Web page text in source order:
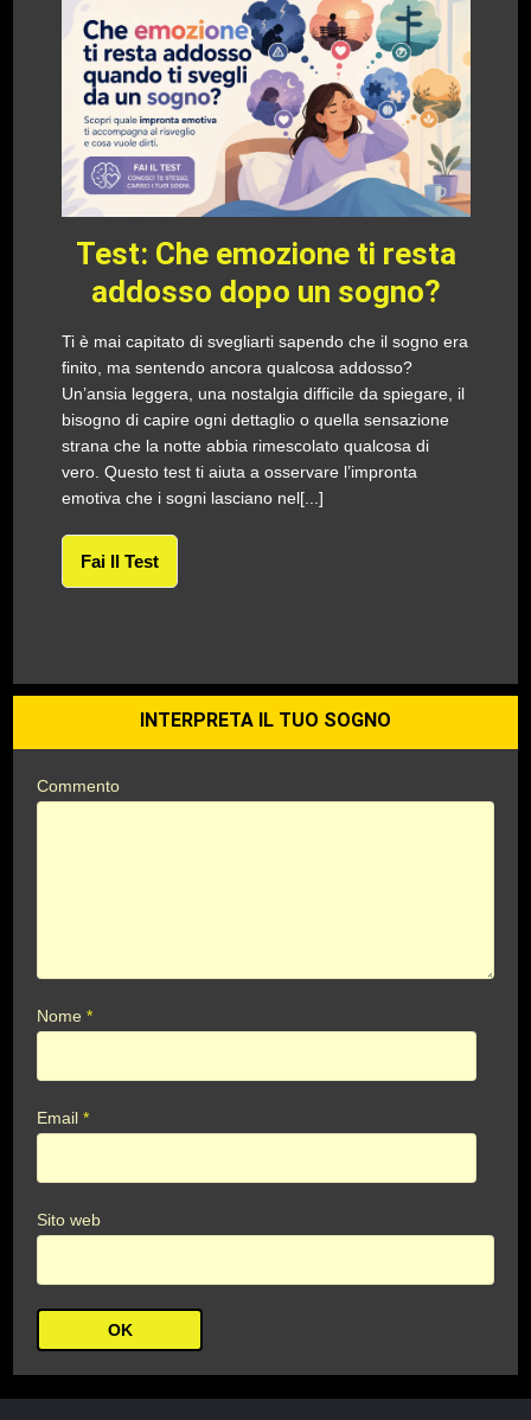
Test: Che emozione ti resta
addosso dopo un sogno?
Ti è mai capitato di svegliarti sapendo che il sogno era
finito, ma sentendo ancora qualcosa addosso?
Un’ansia leggera, una nostalgia difficile da spiegare, il
bisogno di capire ogni dettaglio o quella sensazione
strana che la notte abbia rimescolato qualcosa di
vero. Questo test ti aiuta a osservare l’impronta
emotiva che i sogni lasciano nel[...]
Fai Il Test
INTERPRETA IL TUO SOGNO
Commento
Nome*
Email*
Sito web